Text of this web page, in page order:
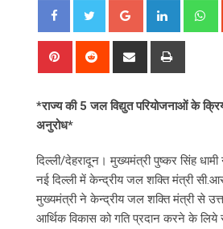
Google+ LinkedIn
Pinterest Reddit
Share
*राज्य की 5 जल विद्युत परियोजनाओं के
अनुरोध*
दिल्ली/देहरादून। मुख्यमंत्री पुष्कर सिंह
नई दिल्ली में केन्द्रीय जल शक्ति मंत्री
मुख्यमंत्री ने केन्द्रीय जल शक्ति मंत्री से
आर्थिक विकास को गति प्रदान करने के लिये